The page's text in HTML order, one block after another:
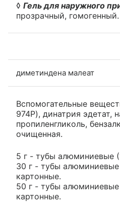
◊ Гель для наружного
прозрачный, гомогенный.
диметиндена малеат
Вспомогательные
974P), динатрия эдетат,
пропиленгликоль,
очищенная.
5 г - тубы алюминиевые
30 г - тубы алюминиевые
картонные.
50 г - тубы алюминиевые
картонные.